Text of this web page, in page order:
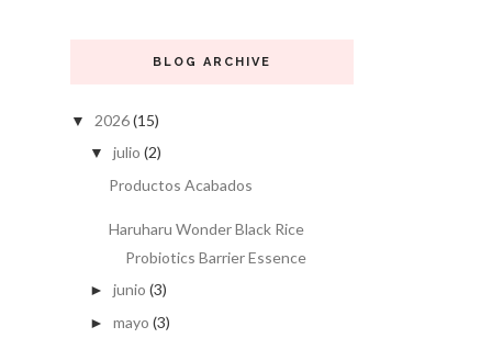
BLOG ARCHIVE
▼ 2026(15)
▼ julio (2)
Productos Acabados
Haruharu Wonder Black Rice
Probiotics Barrier Essence
► junio (3)
► mayo (3)